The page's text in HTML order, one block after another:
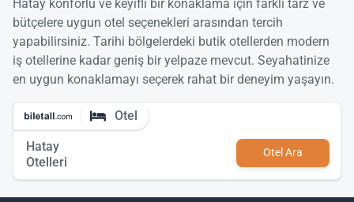
Hatay konforlu ve keyifli bir konaklama için farklı tarz ve
bütçelere uygun otel seçenekleri arasından tercih
yapabilirsiniz. Tarihi bölgelerdeki butik otellerden modern
iş otellerine kadar geniş bir yelpaze mevcut. Seyahatinize
en uygun konaklamayı seçerek rahat bir deneyim yaşayın.
Otel
Hatay
Otelleri
Otel Ara